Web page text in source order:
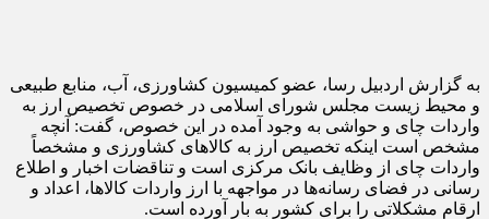
به گزارش اردبیل رسا، عضو کمیسیون کشاورزی، آب، منابع طبیعی
و محیط زیست مجلس شورای اسلامی در خصوص تخصیص ارز به
واردات چای و حواشی به وجود آمده در این خصوص، گفت: آنچه
مشخص است اینکه تخصیص ارز به کالاهای کشاورزی و مشخصاً
واردات چای از وظایف بانک مرکزی است و تناقضات اخبار و اطلاع
رسانی در فضای رسانه‌ها در مواجهه با ارز واردات کالاها، اعداد و
ارقام مشکلاتی را برای کشور به بار آورده است.